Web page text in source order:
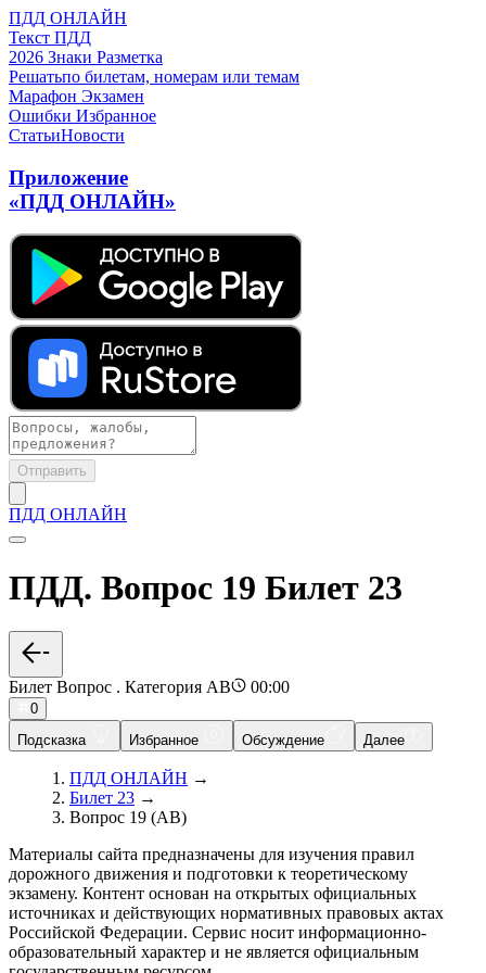
ПДД ОНЛАЙН
Текст ПДД
2026 Знаки Разметка
Решатьпо билетам, номерам или темам
Марафон Экзамен
Ошибки Избранное
СтатьиНовости
Приложение
«ПДД ОНЛАЙН»
Отправить
ПДД ОНЛАЙН
ПДД. Вопрос 19 Билет 23
Билет Вопрос . Категория AB 00:00
0
Подсказка
Избранное Обсуждение Далее
ПДД ОНЛАЙН →
Билет 23 →
Вопрос 19 (AB)
Материалы сайта предназначены для изучения правил
дорожного движения и подготовки к теоретическому
экзамену. Контент основан на открытых официальных
источниках и действующих нормативных правовых актах
Российской Федерации. Сервис носит информационно-
образовательный характер и не является официальным